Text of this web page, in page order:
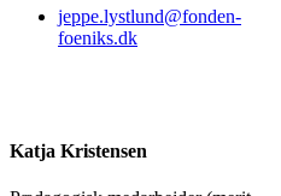
jeppe.lystlund@fonden-
foeniks.dk
Katja Kristensen